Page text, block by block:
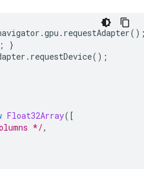
.gpu . requestAdapter
;
}
. requestDevice();
Float32Array([
*/,